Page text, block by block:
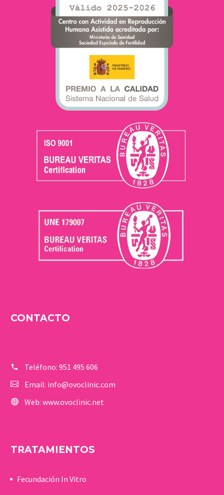
CONTACTO
Teléfono: 951 495 606
Email: info@ovoclinic.com
Web: www.ovoclinic.net
TRATAMIENTOS
Fecundación In Vitro